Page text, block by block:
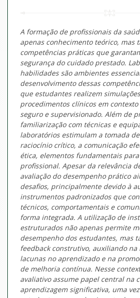
A formação de profissionais da
apenas conhecimento teórico, mas
competências práticas que
segurança do cuidado prestado.
habilidades são ambientes
desenvolvimento dessas
que estudantes realizem
procedimentos clínicos em
seguro e supervisionado. Além de
familiarização com técnicas e
laboratórios estimulam a tomada
raciocínio crítico, a comunicação
ética, elementos fundamentais
profissional. Apesar da relevância
avaliação do desempenho prático
desafios, principalmente devido à
instrumentos padronizados que
técnicos, comportamentais e
forma integrada. A utilização de
estruturados não apenas permite
desempenho dos estudantes, mas
feedback construtivo, auxiliando na
lacunas no aprendizado e na
de melhoria contínua. Nesse
avaliativo assume papel central na
aprendizagem significativa, uma